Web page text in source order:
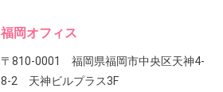
福岡オフィス
〒810-0001 福岡県福岡市中央区天神4-
8-2 天神ビルプラス3F